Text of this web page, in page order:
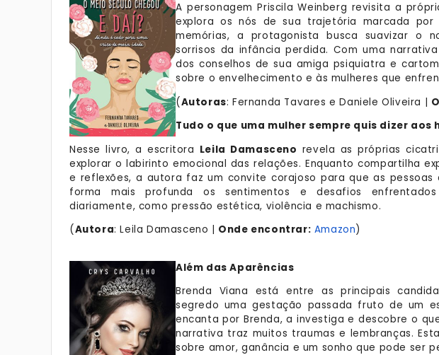
A personagem Priscila Weinberg revisita a
explora os nós de sua trajetória marcada por
memórias, a protagonista busca suavizar o
sorrisos da infância perdida. Com uma
dos conselhos de sua amiga psiquiatra e
sobre o envelhecimento e às mulheres que
(Autoras: Fernanda Tavares e Daniele Oliveira |
Tudo o que uma mulher sempre quis dizer aos
Nesse livro, a escritora Leila Damasceno revela as próprias
explorar o labirinto emocional das relações. Enquanto compartilha
e reflexões, a autora faz um convite corajoso para que as pessoas
forma mais profunda os sentimentos e desafios enfrentados
diariamente, como pressão estética, violência e machismo.
(Autora: Leila Damasceno | Onde encontrar: Amazon)
Além das Aparências
Brenda Viana está entre as principais
segredo uma gestação passada fruto de um
encanta por Brenda, a investiga e descobre o
narrativa traz muitos traumas e lembranças.
sobre amor, ganância e um sonho que pode ser